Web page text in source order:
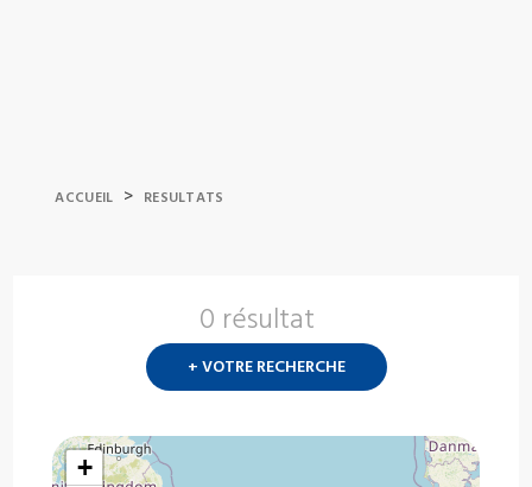
ACCUEIL > RESULTATS
0 résultat
+ VOTRE RECHERCHE
+